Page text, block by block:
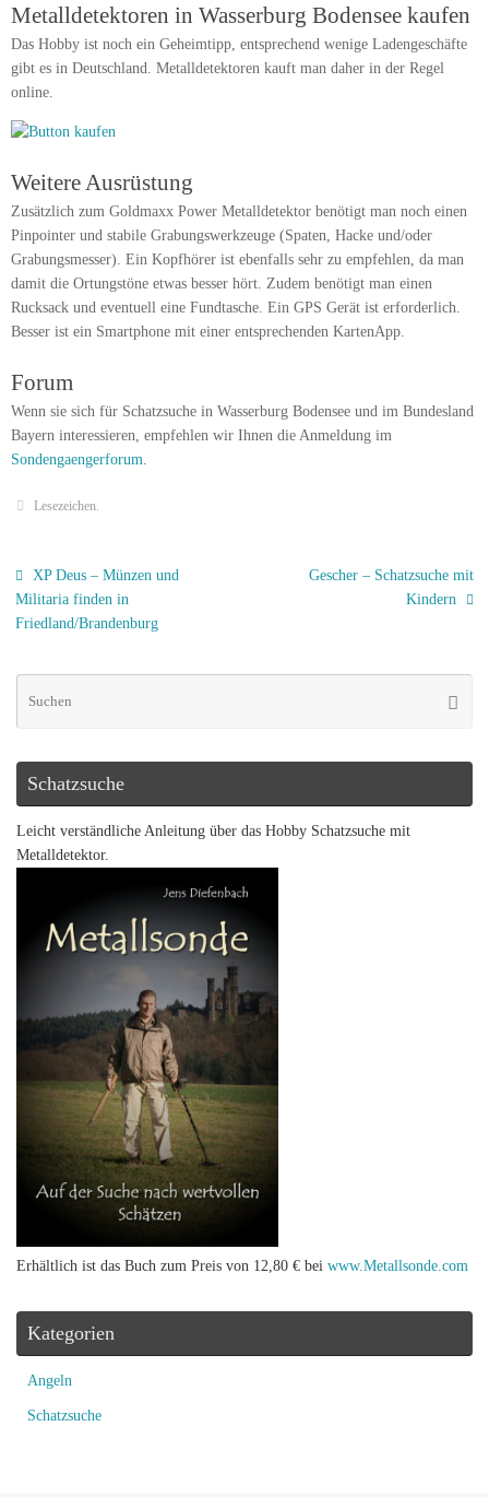
Metalldetektoren in Wasserburg Bodensee kaufen
Das Hobby ist noch ein Geheimtipp, entsprechend wenige Ladengeschäfte
gibt es in Deutschland. Metalldetektoren kauft man daher in der Regel
online.
Weitere Ausrüstung
Zusätzlich zum Goldmaxx Power Metalldetektor benötigt man noch einen
Pinpointer und stabile Grabungswerkzeuge (Spaten, Hacke und/oder
Grabungsmesser). Ein Kopfhörer ist ebenfalls sehr zu empfehlen, da man
damit die Ortungstöne etwas besser hört. Zudem benötigt man einen
Rucksack und eventuell eine Fundtasche. Ein GPS Gerät ist erforderlich.
Besser ist ein Smartphone mit einer entsprechenden KartenApp.
Forum
Wenn sie sich für Schatzsuche in Wasserburg Bodensee und im Bundesland
Bayern interessieren, empfehlen wir Ihnen die Anmeldung im
Sondengaengerforum
Lesezeichen.
XP Deus – Münzen und
Militaria finden in
Friedland/Brandenburg
Gescher – Schatzsuche mit
Kindern
Schatzsuche
Leicht verständliche Anleitung über das Hobby Schatzsuche mit
Metalldetektor.
Erhältlich ist das Buch zum Preis von 12,80 € bei www.Metallsonde.com
Kategorien
Angeln
Schatzsuche